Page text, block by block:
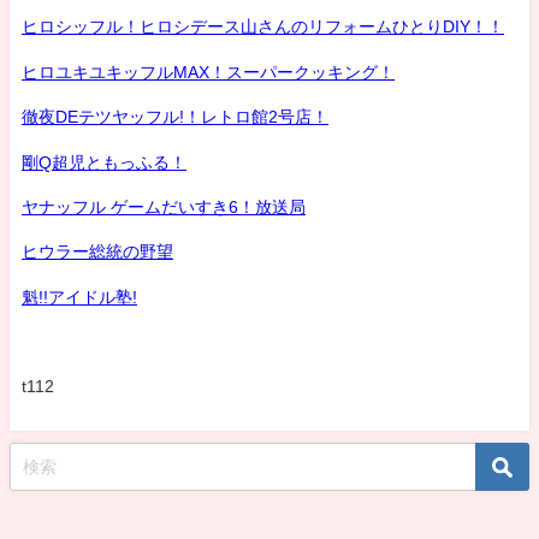
ヒロシッフル！ヒロシデース山さんのリフォームひとりDIY！！
ヒロユキユキッフルMAX！スーパークッキング！
徹夜DEテツヤッフル!！レトロ館2号店！
剛Q超児ともっふる！
ヤナッフル ゲームだいすき6！放送局
ヒウラー総統の野望
魁!!アイドル塾!
t112